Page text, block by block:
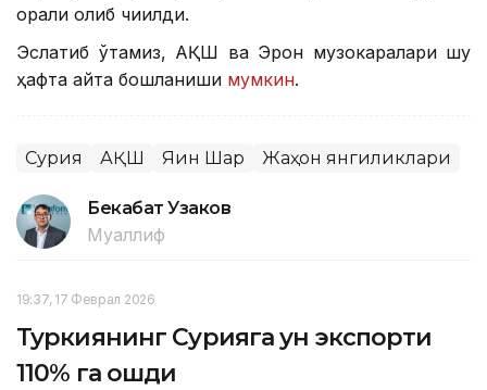
орқали олиб чиқилди.
Эслатиб ўтамиз, АҚШ ва Эрон музокаралари шу
ҳафта қайта бошланиши мумкин.
Сурия АҚШ Яқин Шарқ Жаҳон янгиликлари
Бекабат Узаков
Муаллиф
19:37, 17 Феврал 2026
Туркиянинг Сурияга ун экспорти
110% га ошди